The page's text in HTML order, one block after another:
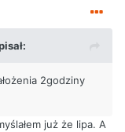
2godziny
już że lipa. A